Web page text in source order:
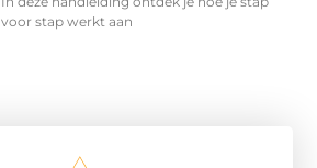
voor stap werkt aan